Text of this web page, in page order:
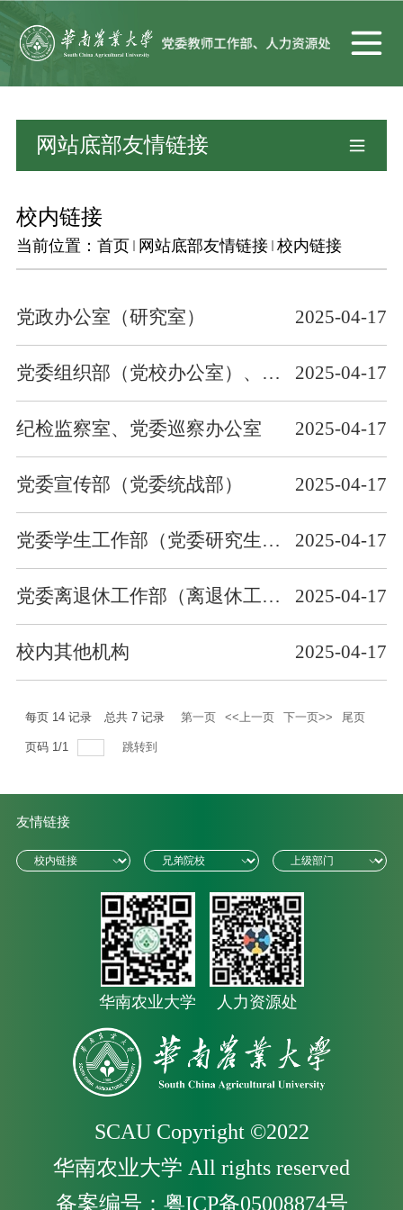
网站底部友情链接
校内链接
当前位置： 首页 网站底部友情链接 校内链接
党政办公室（研究室） 2025-04-17
党委组织部（党校办公室）、机关党委 2025-04-17
纪检监察室、党委巡察办公室 2025-04-17
党委宣传部（党委统战部） 2025-04-17
党委学生工作部（党委研究生工作部） 2025-04-17
党委离退休工作部（离退休工作处） 2025-04-17
校内其他机构 2025-04-17
每页 14记录 总共 7记录 第一页 <<上一页 下一页>> 尾页
页码 1 /1 跳转到
友情链接
华南农业大学 人力资源处
SCAU Copyright ©2022
华南农业大学 All rights reserved
备案编号：粤ICP备05008874号